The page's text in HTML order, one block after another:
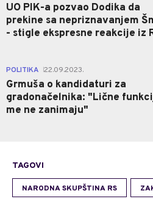
UO PIK-a pozvao Dodika da
prekine sa nepriznavanjem
- stigle ekspresne reakcije iz
POLITIKA 22.09.2023.
Grmuša o kandidaturi za
gradonačelnika: "Lične
me ne zanimaju"
TAGOVI
NARODNA SKUPŠTINA RS